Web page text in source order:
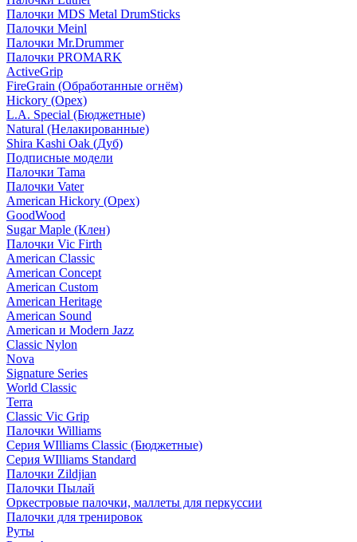
Палочки MDS Metal DrumSticks
Палочки Meinl
Палочки Mr.Drummer
Палочки PROMARK
ActiveGrip
FireGrain (Обработанные огнём)
Hickory (Орех)
L.A. Special (Бюджетные)
Natural (Нелакированные)
Shira Kashi Oak (Дуб)
Подписные модели
Палочки Tama
Палочки Vater
American Hickory (Орех)
GoodWood
Sugar Maple (Клен)
Палочки Vic Firth
American Classic
American Concept
American Custom
American Heritage
American Sound
American и Modern Jazz
Classic Nylon
Nova
Signature Series
World Classic
Terra
Classic Vic Grip
Палочки Williams
Серия WIlliams Classic (Бюджетные)
Серия WIlliams Standard
Палочки Zildjian
Палочки Пылай
Оркестровые палочки, маллеты для перкуссии
Палочки для тренировок
Руты